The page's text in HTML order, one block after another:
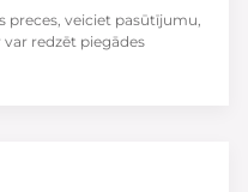
preces, veiciet pasūtījumu,
redzēt piegādes